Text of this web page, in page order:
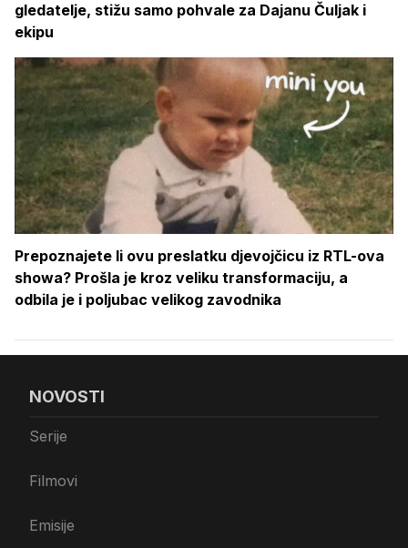
gledatelje, stižu samo pohvale za Dajanu Čuljak i
ekipu
Prepoznajete li ovu preslatku djevojčicu iz RTL-ova
showa? Prošla je kroz veliku transformaciju, a
odbila je i poljubac velikog zavodnika
NOVOSTI
Serije
Filmovi
Emisije